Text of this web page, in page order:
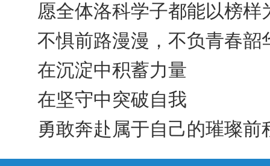
愿全体洛科学子都能以榜样
不惧前路漫漫，不负青春韶
在沉淀中积蓄力量
在坚守中突破自我
勇敢奔赴属于自己的璀璨前